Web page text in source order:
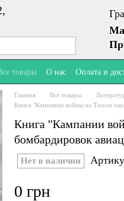
товары О нас Оплата и
Главная Все товары
Книга "Кампании войны на Тихом
Книга "Кампании
бомбардировок
Нет в наличии
0 грн